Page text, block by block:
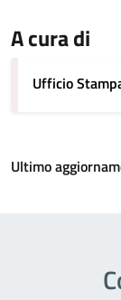
A cura di
Ufficio
Ultimo